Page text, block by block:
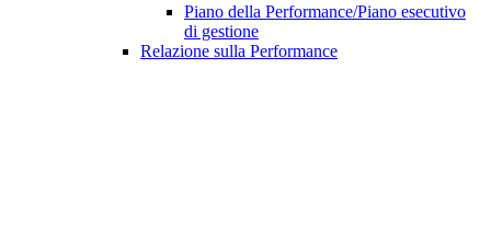
Piano della Performance/Piano esecutivo
di gestione
Relazione sulla Performance